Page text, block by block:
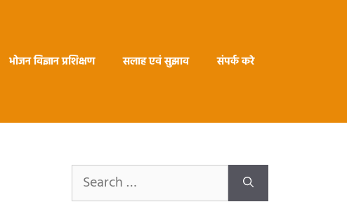
भोजन विज्ञान प्रशिक्षण सलाह एवं सुझाव संपर्क करे
Search
for: